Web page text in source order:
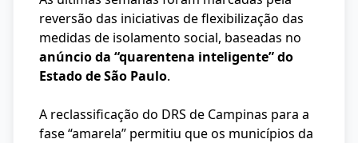
reversão das iniciativas de flexibilização das
medidas de isolamento social, baseadas no
anúncio da “quarentena inteligente” do
Estado de São Paulo.
A reclassificação do DRS de Campinas para a
fase “amarela” permitiu que os municípios da